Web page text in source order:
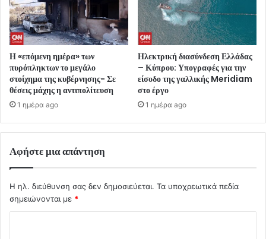
Η «επόμενη ημέρα» των
πυρόπληκτων το μεγάλο
στοίχημα της κυβέρνησης- Σε
θέσεις μάχης η αντιπολίτευση
1 ημέρα ago
Ηλεκτρική διασύνδεση Ελλάδας
– Κύπρου: Υπογραφές για την
είσοδο της γαλλικής Meridiam
στο έργο
1 ημέρα ago
Αφήστε μια απάντηση
Η ηλ. διεύθυνση σας δεν δημοσιεύεται. Τα υποχρεωτικά πεδία
σημειώνονται με *